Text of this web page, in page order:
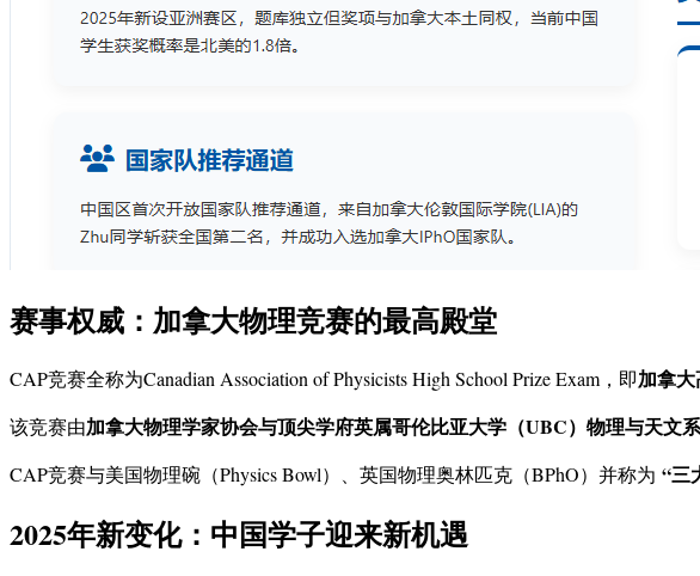
赛事权威：加拿大物理竞赛的最高殿堂
CAP竞赛全称为Canadian Association of Physicists High School Prize Exam，即加拿
该竞赛由加拿大物理学家协会与顶尖学府英属哥伦比亚大学（UBC）物理与天文系
CAP竞赛与美国物理碗（Physics Bowl）、英国物理奥林匹克（BPhO）并称为 “三
2025年新变化：中国学子迎来新机遇